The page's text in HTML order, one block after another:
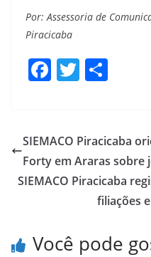
Por: Assessoria de
Piracicaba
F
b
o
o
T
er e
SIEMACO Piracicaba
Forty em Araras sobre
SIEMACO Piracicaba
filiações
Você pode